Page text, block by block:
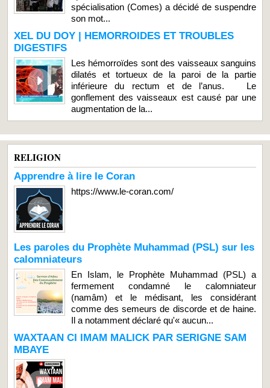
spécialisation (Comes) a décidé de suspendre
son mot...
XEL DU DOY | HEMORROIDES ET TROUBLES
DIGESTIFS
Les hémorroïdes sont des vaisseaux sanguins
dilatés et tortueux de la paroi de la partie
inférieure du rectum et de l’anus. Le
gonflement des vaisseaux est causé par une
augmentation de la...
RELIGION
Apprendre à lire le Coran
https://www.le-coran.com/
Les paroles du Prophète Muhammad (PSL) sur les
calomniateurs
En Islam, le Prophète Muhammad (PSL) a
fermement condamné le calomniateur
(namâm) et le médisant, les considérant
comme des semeurs de discorde et de haine.
Il a notamment déclaré qu'« aucun...
WAXTAAN CI IMAM MALICK PAR SERIGNE SAM
MBAYE